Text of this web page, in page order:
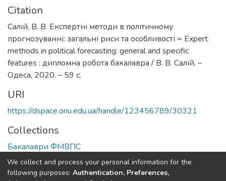
Citation
Салій, В. В. Експертні методи в політичному
прогнозуванні: загальні риси та особливості = Expert
methods in political forecasting: general and specific
features : дипломна робота бакалавра / В. В. Салій. –
Одеса, 2020. – 59 с.
URI
https://dspace.onu.edu.ua/handle/123456789/30321
Collections
Бакалаври ФМВПС
Full item page
We collect and process your personal information for the
following purposes: Authentication, Preferences,